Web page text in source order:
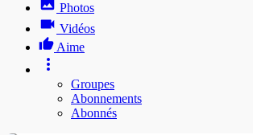
Photos
Vidéos
Aime
Groupes
Abonnements
Abonnés